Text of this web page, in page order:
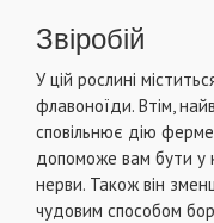
Звіробій
У цій рослині
флавоноїди. Втім,
сповільнює дію
допоможе вам бути у
нерви. Також він
чудовим способом